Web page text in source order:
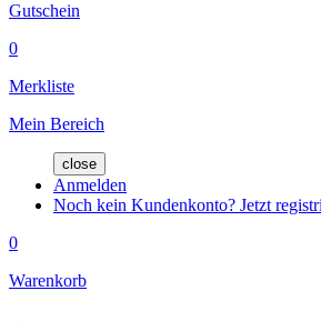
Gutschein
0
Merkliste
Mein Bereich
close
Anmelden
Noch kein Kundenkonto? Jetzt
0
Warenkorb